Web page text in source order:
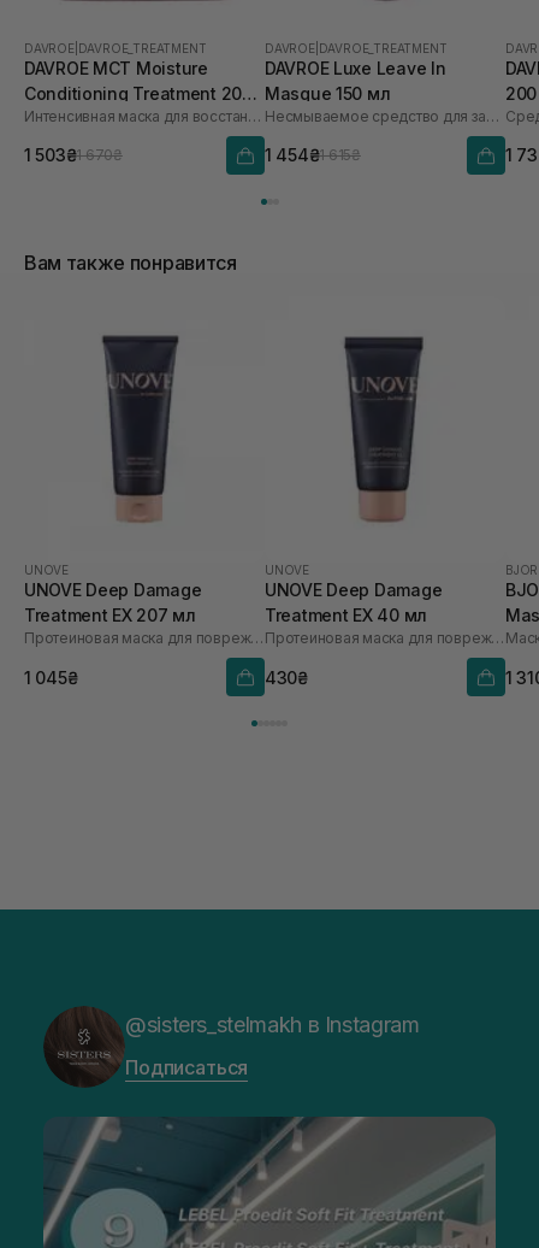
DAVROE| DAVROE_TREATMENT
DAVROE MСT Moisture
Conditioning Treatment 200
мл
Интенсивная маска для восстановления
1 503₴1 670₴
DAVROE| DAVROE_TREATMENT
DAVROE Luxe Leave In
Masque 150 мл
Несмываемое средство для защиты от солнца и воды
1 454₴1 615₴ 1
Вам также понравится
UNOVE
UNOVE Deep Damage
Treatment EX 207 мл
Протеиновая маска для поврежденных волос DR.FORHAIR
1 045₴
UNOVE
UNOVE Deep Damage
Treatment EX 40 мл
Протеиновая маска для поврежденных волос DR.FORHAIR
430₴ 1
@sisters_stelmakh в Instagram
Подписаться